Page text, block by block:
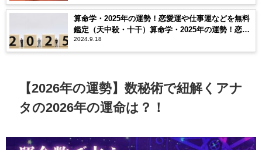
算命学・2025年の運勢！恋愛運や仕事運などを無料
鑑定（天中殺・十干）算命学・2025年の運勢！恋愛
運や仕事運などを無料鑑定（天中殺・十干）
2024.9.18
【2026年の運勢】数秘術で紐解くアナ
タの2026年の運命は？！